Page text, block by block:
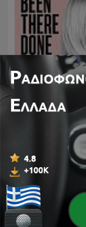
Been There,